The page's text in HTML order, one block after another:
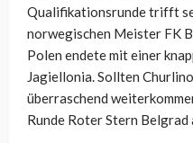
Qualifikationsrunde trifft
norwegischen Meister FK
Polen endete mit einer
Jagiellonia. Sollten
überraschend
Runde Roter Stern Belgrad